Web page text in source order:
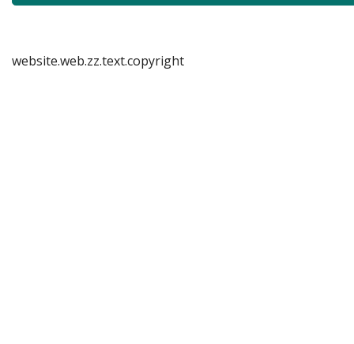
website.web.zz.text.copyright